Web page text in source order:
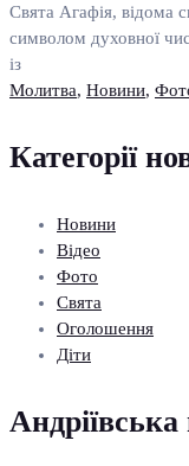
Свята Агафія, відома
символом духовної
із
Молитва, Новини,
Категорії
Новини
Відео
Фото
Свята
Оголошення
Діти